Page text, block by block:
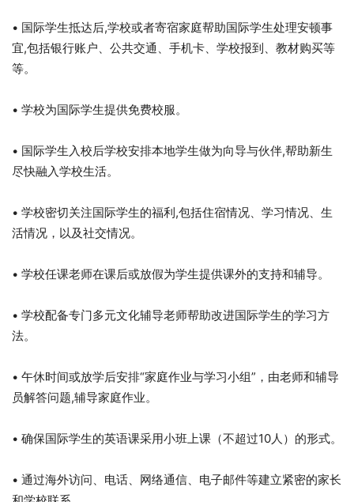
• 国际学生抵达后,学校或者寄宿家庭帮助国际学生处理安顿事
宜,包括银行账户、公共交通、手机卡、学校报到、教材购买等
等。
• 学校为国际学生提供免费校服。
• 国际学生入校后学校安排本地学生做为向导与伙伴,帮助新生
尽快融入学校生活。
• 学校密切关注国际学生的福利,包括住宿情况、学习情况、生
活情况，以及社交情况。
• 学校任课老师在课后或放假为学生提供课外的支持和辅导。
• 学校配备专门多元文化辅导老师帮助改进国际学生的学习方
法。
• 午休时间或放学后安排“家庭作业与学习小组”，由老师和辅导
员解答问题,辅导家庭作业。
• 确保国际学生的英语课采用小班上课（不超过10人）的形式。
• 通过海外访问、电话、网络通信、电子邮件等建立紧密的家长